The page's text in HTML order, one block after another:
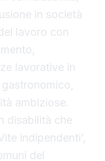
in società
lavoro con
lavorative in
ambiziose.
disabilità che
indipendenti’,
del